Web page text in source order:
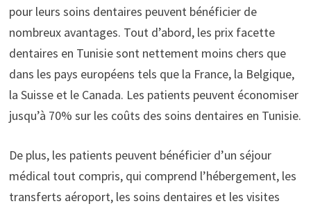
pour leurs soins dentaires peuvent bénéficier de
nombreux avantages. Tout d’abord, les prix facette
dentaires en Tunisie sont nettement moins chers que
dans les pays européens tels que la France, la Belgique,
la Suisse et le Canada. Les patients peuvent économiser
jusqu’à 70% sur les coûts des soins dentaires en Tunisie.
De plus, les patients peuvent bénéficier d’un séjour
médical tout compris, qui comprend l’hébergement, les
transferts aéroport, les soins dentaires et les visites